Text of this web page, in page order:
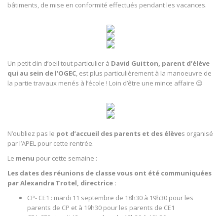
bâtiments, de mise en conformité effectués pendant les vacances.
Un petit clin d’oeil tout particulier à David Guitton, parent d’élève
qui au sein de l’OGEC, est plus particulièrement à la manoeuvre de
la partie travaux menés à l’école ! Loin d’être une mince affaire 😉
N’oubliez pas le pot d’accueil des parents et des élèves organisé
par l’APEL pour cette rentrée.
Le menu pour cette semaine :
Les dates des réunions de classe vous ont été communiquées
par Alexandra Trotel, directrice :
CP- CE1 : mardi 11 septembre de 18h30 à 19h30 pour les
parents de CP et à 19h30 pour les parents de CE1